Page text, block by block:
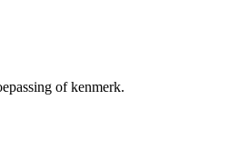
of kenmerk.